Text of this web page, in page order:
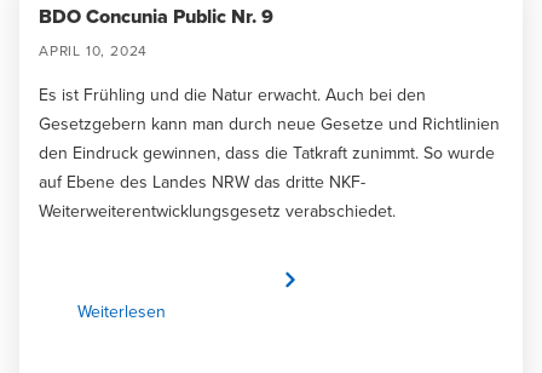
BDO Concunia Public Nr. 9
APRIL 10, 2024
Es ist Frühling und die Natur erwacht. Auch bei den
Gesetzgebern kann man durch neue Gesetze und Richtlinien
den Eindruck gewinnen, dass die Tatkraft zunimmt. So wurde
auf Ebene des Landes NRW das dritte NKF-
Weiterweiterentwicklungsgesetz verabschiedet.
Weiterlesen